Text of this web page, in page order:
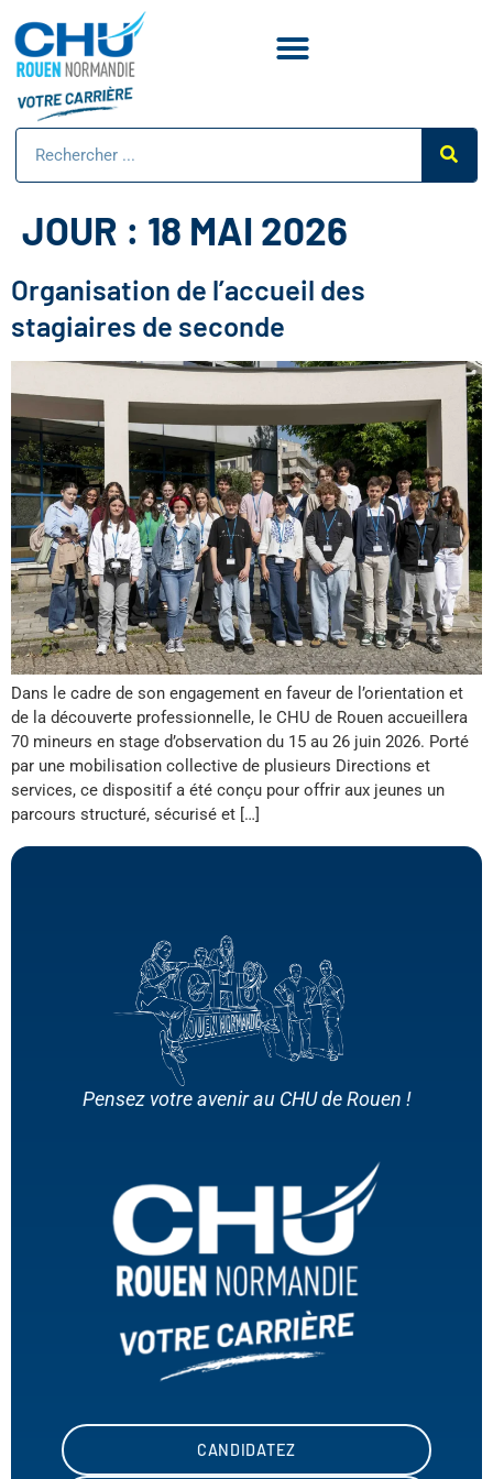
JOUR : 18 MAI 2026
Organisation de l’accueil des
stagiaires de seconde
Dans le cadre de son engagement en faveur de l’orientation et
de la découverte professionnelle, le CHU de Rouen accueillera
70 mineurs en stage d’observation du 15 au 26 juin 2026. Porté
par une mobilisation collective de plusieurs Directions et
services, ce dispositif a été conçu pour offrir aux jeunes un
parcours structuré, sécurisé et […]
Pensez votre avenir au CHU de Rouen !
CANDIDATEZ